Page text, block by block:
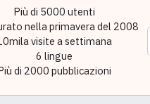
Più di 5000 utenti
nella primavera del 2008
visite a settimana
6 lingue
di 2000 pubblicazioni